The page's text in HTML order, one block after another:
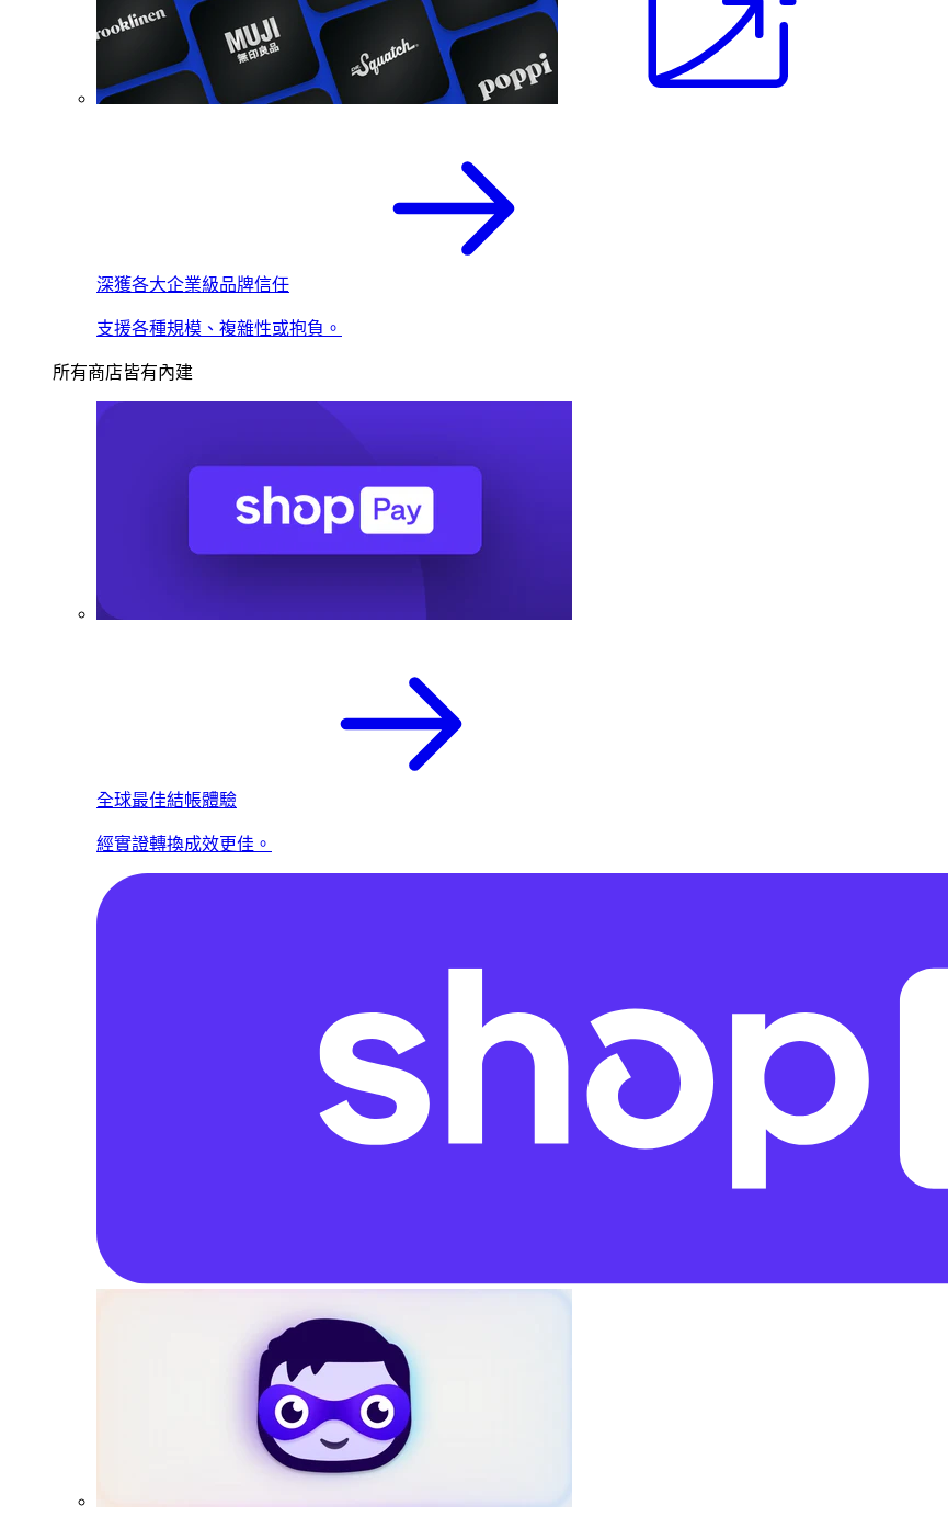
深獲各大企業級品牌信任
支援各種規模、複雜性或抱負。
所有商店皆有內建
全球最佳結帳體驗
經實證轉換成效更佳。